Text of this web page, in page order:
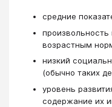
средние
произвольность
возрастным
низкий
(обычно таких
уровень
содержание их